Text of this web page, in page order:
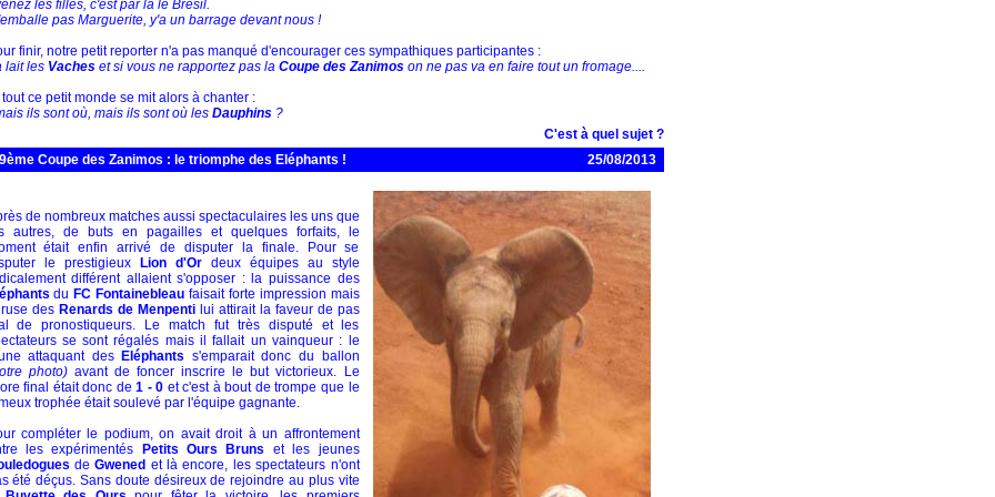
les filles, c'est par là le Brésil.
pas Marguerite, y'a un barrage devant nous !
finir, notre petit reporter n'a pas manqué d'encourager ces sympathiques participantes :
lait les Vacheset si vous ne rapportez pas la Coupe des Zanimoson ne pas va en faire tout un fromage....
tout ce petit monde se mit alors à chanter :
ils sont où, mais ils sont où les Dauphins?
C'est à quel sujet ?
Coupe des Zanimos : le triomphe des Eléphants !
25/08/2013
de nombreux matches aussi spectaculaires les uns que
autres, de buts en pagailles et quelques forfaits, le
était enfin arrivé de disputer la finale. Pour se
le prestigieux
Lion d'Ordeux équipes au style
différent allaient s'opposer : la puissance des
du FC Fontainebleau faisait forte impression mais
des Renards de Menpenti lui attirait la faveur de pas
de pronostiqueurs. Le match fut très disputé et les
se sont régalés mais il fallait un vainqueur : le
attaquant des Eléphants s'emparait donc du ballon
photo)avant de foncer inscrire le but victorieux. Le
final était donc de1 - 0 et c'est à bout de trompe que le
trophée était soulevé par l'équipe gagnante.
compléter le podium, on avait droit à un affrontement
les expérimentés
Petits Ours Bruns et les jeunes
deGwened et là encore, les spectateurs n'ont
été déçus. Sans doute désireux de rejoindre au plus vite